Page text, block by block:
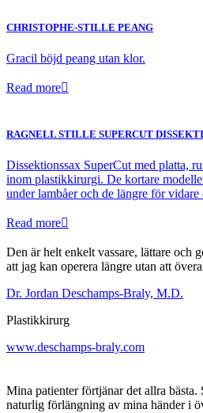
CHRISTOPHE-STILLE PEANG
Gracil böjd peang utan klor.
Read more
RAGNELL STILLE SUPERCUT
Dissektionssax SuperCut med platta,
inom plastikkirurgi. De kortare
under lambåer och de längre för
Read more
Den är helt enkelt vassare, lättare och
att jag kan operera längre utan att
Dr. Jordan Deschamps-Braly, M.D.
Plastikkirurg
www.deschamps-braly.com
Mina patienter förtjänar det allra bästa.
naturlig förlängning av mina händer i